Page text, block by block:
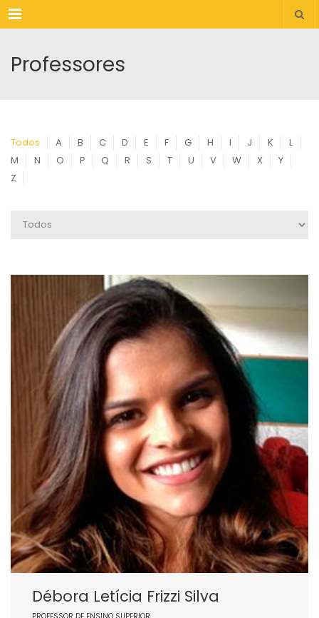
Menu
Professores
Todos A B C D E F G H I J K
L
M
N O P Q R S T U V W X
Y
Z
Débora Letícia Frizzi Silva